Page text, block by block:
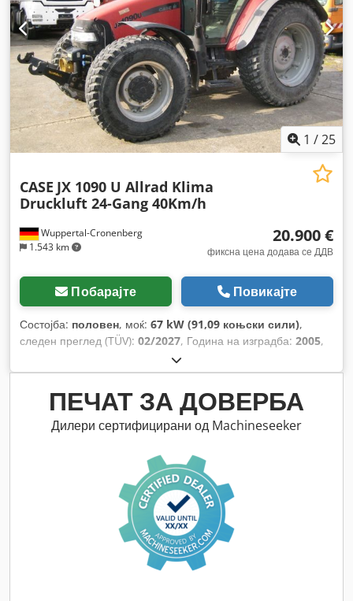
1 /25
Wuppertal-Cronenberg
1.543 km
CASE JX 1090 U Allrad Klima
Druckluft 24-Gang 40Km/h
20.900 €
фиксна цена додава се ДДВ
Побарајте Повикајте
Состојба: половен, моќ: 67 kW (91,09 коњски сили),
следен преглед (TÜV): 02/2027, Година на изградба: 2005,
, Опрема:
погон на сите тркала,
ПЕЧАТ ЗА ДОВЕРБА
Дилери сертифицирани од Machineseeker